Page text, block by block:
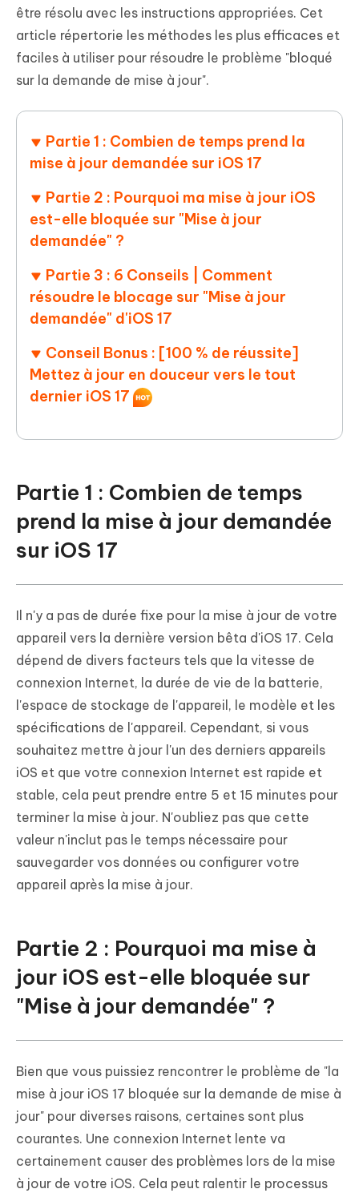
être résolu avec les instructions appropriées. Cet
article répertorie les méthodes les plus efficaces et
faciles à utiliser pour résoudre le problème "bloqué
sur la demande de mise à jour".
Partie 1 : Combien de temps prend la
mise à jour demandée sur iOS 17
Partie 2 : Pourquoi ma mise à jour iOS
est-elle bloquée sur "Mise à jour
demandée" ?
Partie 3 : 6 Conseils | Comment
résoudre le blocage sur "Mise à jour
demandée" d'iOS 17
Conseil Bonus : [100 % de réussite]
Mettez à jour en douceur vers le tout
dernier iOS 17
Partie 1 : Combien de temps
prend la mise à jour demandée
sur iOS 17
Il n'y a pas de durée fixe pour la mise à jour de votre
appareil vers la dernière version bêta d'iOS 17. Cela
dépend de divers facteurs tels que la vitesse de
connexion Internet, la durée de vie de la batterie,
l'espace de stockage de l'appareil, le modèle et les
spécifications de l'appareil. Cependant, si vous
souhaitez mettre à jour l'un des derniers appareils
iOS et que votre connexion Internet est rapide et
stable, cela peut prendre entre 5 et 15 minutes pour
terminer la mise à jour. N'oubliez pas que cette
valeur n'inclut pas le temps nécessaire pour
sauvegarder vos données ou configurer votre
appareil après la mise à jour.
Partie 2 : Pourquoi ma mise à
jour iOS est-elle bloquée sur
"Mise à jour demandée" ?
Bien que vous puissiez rencontrer le problème de "la
mise à jour iOS 17 bloquée sur la demande de mise à
jour" pour diverses raisons, certaines sont plus
courantes. Une connexion Internet lente va
certainement causer des problèmes lors de la mise
à jour de votre iOS. Cela peut ralentir le processus